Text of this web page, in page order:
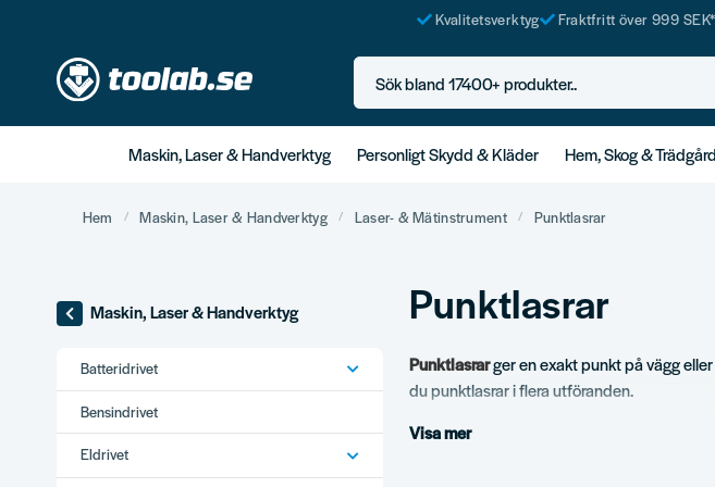
Kvalitetsverktyg Fraktfritt över 999 SEK*
Sök bland 17400+ produkter..
Maskin, Laser & Handverktyg Personligt Skydd & Kläder Hem, Skog & Trädgård
Hem Maskin, Laser & Handverktyg Laser- & Mätinstrument Punktlasrar
Maskin, Laser & Handverktyg
Batteridrivet
Bensindrivet
Eldrivet
Punktlasrar
Punktlasrarger en exakt punkt på vägg
du punktlasrar i flera utföranden.
Vårt sortiment
Visa mer